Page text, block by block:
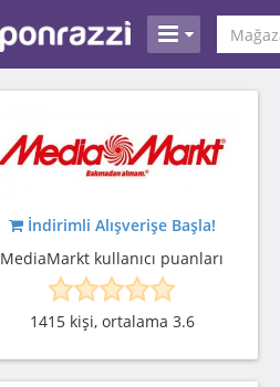
İndirimli Alışverişe Başla!
MediaMarkt kullanıcı puanları
1415 kişi, ortalama 3.6